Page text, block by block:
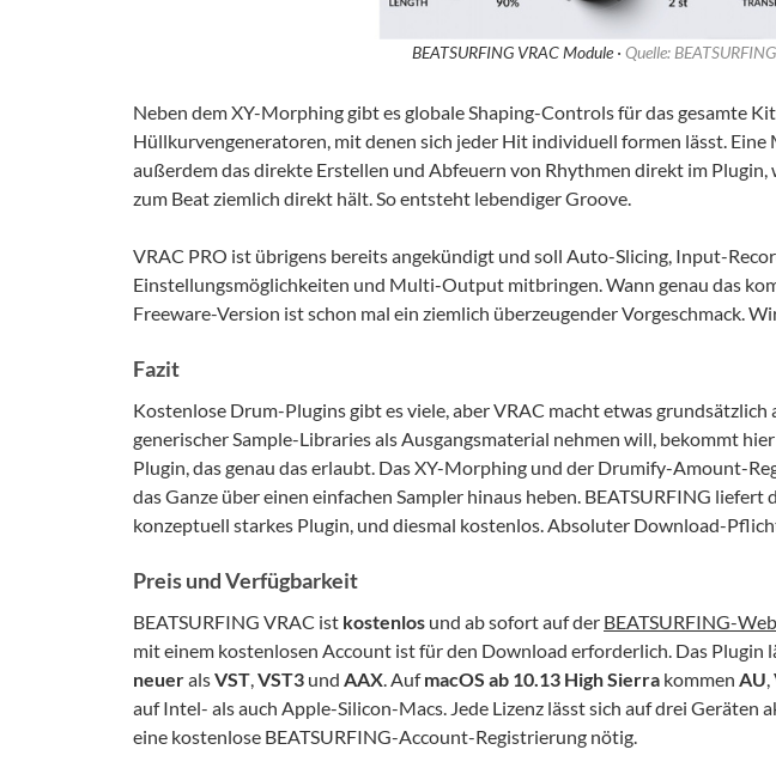
BEATSURFING VRAC Module · Quelle: BEATSURFING
Neben dem XY-Morphing gibt es globale Shaping-Controls für das gesamte
Hüllkurvengeneratoren, mit denen sich jeder Hit individuell formen lässt.
außerdem das direkte Erstellen und Abfeuern von Rhythmen direkt im
zum Beat ziemlich direkt hält. So entsteht lebendiger Groove.
VRAC PRO ist übrigens bereits angekündigt und soll Auto-Slicing, Input-
Einstellungsmöglichkeiten und Multi-Output mitbringen. Wann genau das
Freeware-Version ist schon mal ein ziemlich überzeugender Vorgeschmack.
Fazit
Kostenlose Drum-Plugins gibt es viele, aber VRAC macht etwas grundsätzlich
generischer Sample-Libraries als Ausgangsmaterial nehmen will, bekommt
Plugin, das genau das erlaubt. Das XY-Morphing und der Drumify-Amount-
das Ganze über einen einfachen Sampler hinaus heben. BEATSURFING liefert
konzeptuell starkes Plugin, und diesmal kostenlos. Absoluter Download-
Preis und Verfügbarkeit
BEATSURFING VRAC ist kostenlos und ab sofort auf der BEATSURFING-
mit einem kostenlosen Account ist für den Download erforderlich. Das Plugin
neueralsVST,VST3 und AAX. AufmacOS ab 10.13 High Sierra kommen AU,
auf Intel- als auch Apple-Silicon-Macs. Jede Lizenz lässt sich auf drei Geräten
eine kostenlose BEATSURFING-Account-Registrierung nötig.